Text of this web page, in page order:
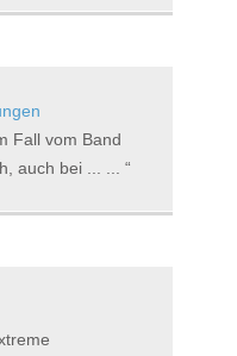
Fall vom Band
auch bei ... ...